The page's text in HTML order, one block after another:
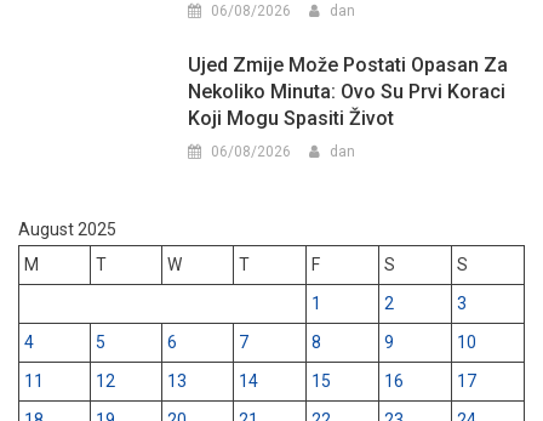
06/08/2026 dan
Ujed Zmije Može Postati Opasan Za
Nekoliko Minuta: Ovo Su Prvi Koraci
Koji Mogu Spasiti Život
06/08/2026 dan
August 2025
M
T W T F S
S
1
2
3
4
5 6 7 8 9
10
11
12 13 14 15 16
17